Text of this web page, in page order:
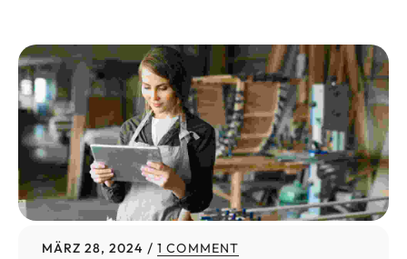
MÄRZ 28, 2024 1 COMMENT